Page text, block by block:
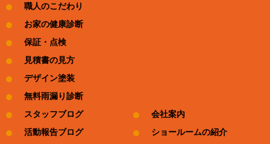
職人のこだわり
お家の健康診断
保証・点検
見積書の見方
デザイン塗装
無料雨漏り診断
スタッフブログ
活動報告ブログ
会社案内
ショールームの紹介